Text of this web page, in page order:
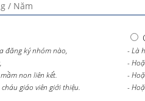
đăng ký nhóm nào,
non liên kết.
giáo viên giới thiệu.
- Là
-
-
-